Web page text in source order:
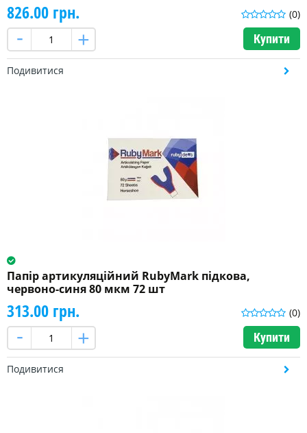
(0)
826.00 грн.
Купити
Подивитися
Папір артикуляційний RubyMark підкова,
червоно-синя 80 мкм 72 шт
(0)
313.00 грн.
Купити
Подивитися